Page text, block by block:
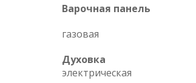
Варочная панель
газовая
Духовка
электрическая